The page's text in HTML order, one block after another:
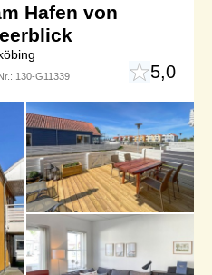
Hafen von
130-G11339 5,0